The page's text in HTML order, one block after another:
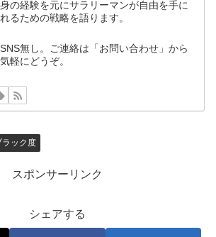
の経験を元にサラリーマンが自由を手に
るための戦略を語ります。
無し。ご連絡は「お問い合わせ」から
軽にどうぞ。
ック度
スポンサーリンク
シェアする